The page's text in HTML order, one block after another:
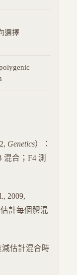
選擇
Genetics）：
合；F4 測
2009,
計每個體混
估計混合時